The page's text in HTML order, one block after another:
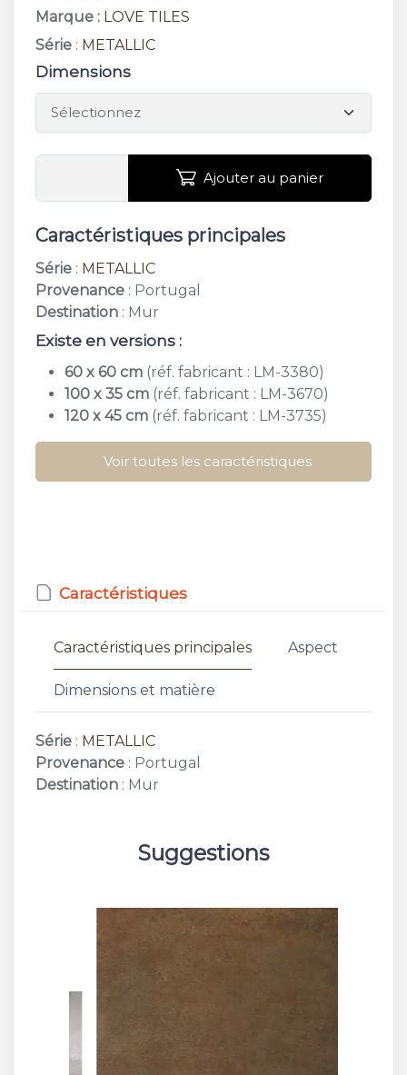
Marque : LOVE TILES
Série : METALLIC
Dimensions
Ajouter au panier
Caractéristiques principales
Série : METALLIC
Provenance : Portugal
Destination : Mur
Existe en versions :
60 x 60 cm (réf. fabricant : LM-3380)
100 x 35 cm (réf. fabricant : LM-3670)
120 x 45 cm (réf. fabricant : LM-3735)
Voir toutes les caractéristiques
Caractéristiques
Caractéristiques principales Aspect
Dimensions et matière
Série : METALLIC
Provenance : Portugal
Destination : Mur
Suggestions